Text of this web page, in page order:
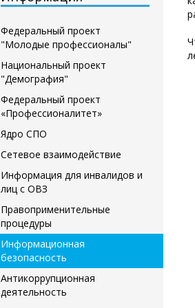
Федеральный проект
"Молодые профессионалы"
Национальный проект
"Демография"
Федеральный проект
«Профессионалитет»
Ядро СПО
Сетевое взаимодействие
Информация для инвалидов и
лиц с ОВЗ
Правоприменительные
процедуры
Информационная
безопасность
Антикоррупционная
деятельность